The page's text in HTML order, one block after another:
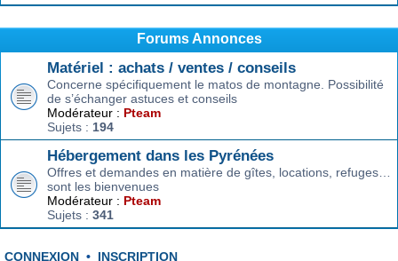
Forums Annonces
Matériel : achats / ventes / conseils
Concerne spécifiquement le matos de montagne. Possibilité
de s’échanger astuces et conseils
Modérateur : Pteam
Sujets : 194
Hébergement dans les Pyrénées
Offres et demandes en matière de gîtes, locations, refuges…
sont les bienvenues
Modérateur : Pteam
Sujets : 341
CONNEXION • INSCRIPTION